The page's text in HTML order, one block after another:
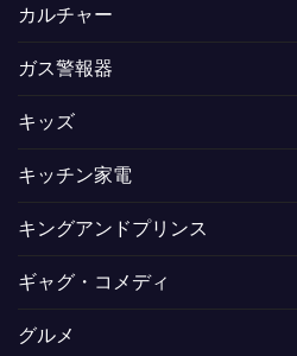
カルチャー
ガス警報器
キッズ
キッチン家電
キングアンドプリンス
ギャグ・コメディ
グルメ